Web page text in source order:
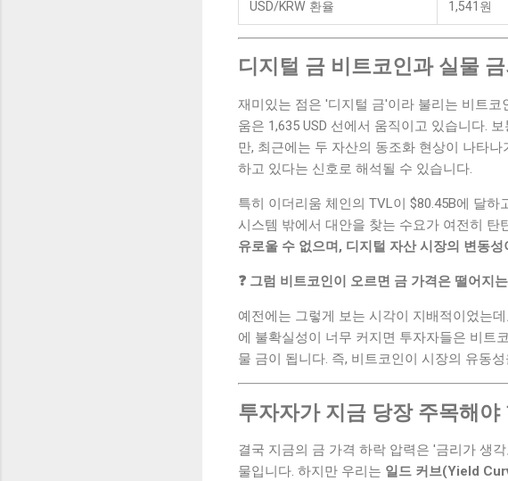
USD/KRW 환율 1,541원
디지털 금 비트코인과 실물
재미있는 점은 '디지털 금'이라 불리는 비트코
움은 1,635 USD 선에서 움직이고 있습니다.
만, 최근에는 두 자산의 동조화 현상이 나타
하고 있다는 신호로 해석될 수 있습니다.
특히 이더리움 체인의 TVL이 $80.45B에 달
시스템 밖에서 대안을 찾는 수요가 여전히 탄
유로울 수 없으며, 디지털 자산 시장의 변동
❓ 그럼 비트코인이 오르면 금 가격은 떨어지
예전에는 그렇게 보는 시각이 지배적이었는
에 불확실성이 너무 커지면 투자자들은 비트
물 금이 됩니다. 즉, 비트코인이 시장의 유동
투자자가 지금 당장 주목해야
결국 지금의 금 가격 하락 압력은 '금리가 생
물입니다. 하지만 우리는 일드 커브(Yield